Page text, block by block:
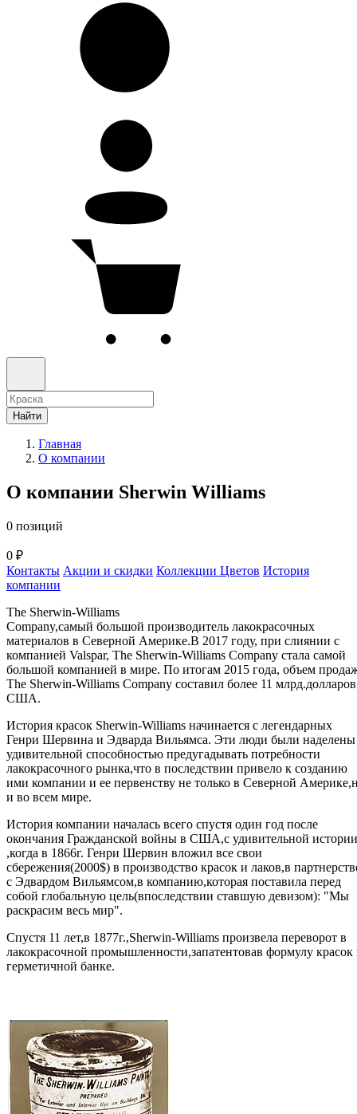
Найти
Главная
О компании
О компании Sherwin Williams
0 позиций
0 ₽
Контакты Акции и скидки Коллекции Цветов История
компании
The Sherwin-Williams
Company,самый большой производитель лакокрасочных
материалов в Северной Америке.В 2017 году, при слиянии с
компанией Valspar, The Sherwin-Williams Company стала самой
большой компанией в мире. По итогам 2015 года, объем
The Sherwin-Williams Company составил более 11 млрд.долларов
США.
История красок Sherwin-Williams начинается с легендарных
Генри Шервина и Эдварда Вильямса. Эти люди были наделены
удивительной способностью предугадывать потребности
лакокрасочного рынка,что в последствии привело к созданию
ими компании и ее первенству не только в Северной
и во всем мире.
История компании началась всего спустя один год после
окончания Гражданской войны в США,с удивительной истории
,когда в 1866г. Генри Шервин вложил все свои
сбережения(2000$) в производство красок и лаков,в
с Эдвардом Вильямсом,в компанию,которая поставила перед
собой глобальную цель(впоследствии ставшую девизом): "Мы
раскрасим весь мир".
Спустя 11 лет,в 1877г.,Sherwin-Williams произвела переворот в
лакокрасочной промышленности,запатентовав формулу красок
герметичной банке.